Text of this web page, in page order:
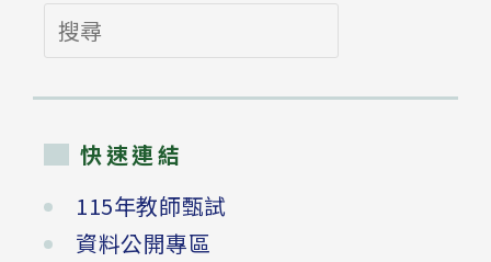
搜
尋
快速連結
115年教師甄試
資料公開專區